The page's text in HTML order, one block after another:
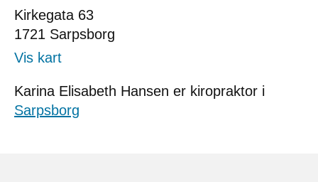
Kirkegata 63
1721 Sarpsborg
Vis kart
Karina Elisabeth Hansen er kiropraktor i
Sarpsborg